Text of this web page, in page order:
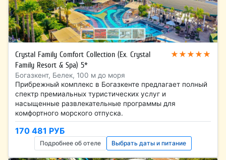
Crystal Family Comfort Collection (Ex. Crystal
Family Resort & Spa) 5*
★★★★★
Богазкент, Белек, 100 м до моря
Прибрежный комплекс в Богазкенте предлагает полный
спектр премиальных туристических услуг и
насыщенные развлекательные программы для
комфортного морского отпуска.
170 481 РУБ
Подробнее об отеле Выбрать даты и питание